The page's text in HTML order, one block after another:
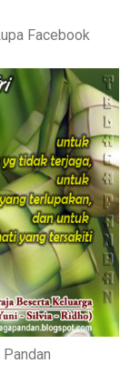
Facebook